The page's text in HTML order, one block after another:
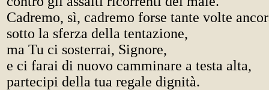
Cadremo, sì, cadremo forse tante volte
sotto la sferza della tentazione,
ma Tu ci sosterrai, Signore,
e ci farai di nuovo camminare a testa alta,
partecipi della tua regale dignità.